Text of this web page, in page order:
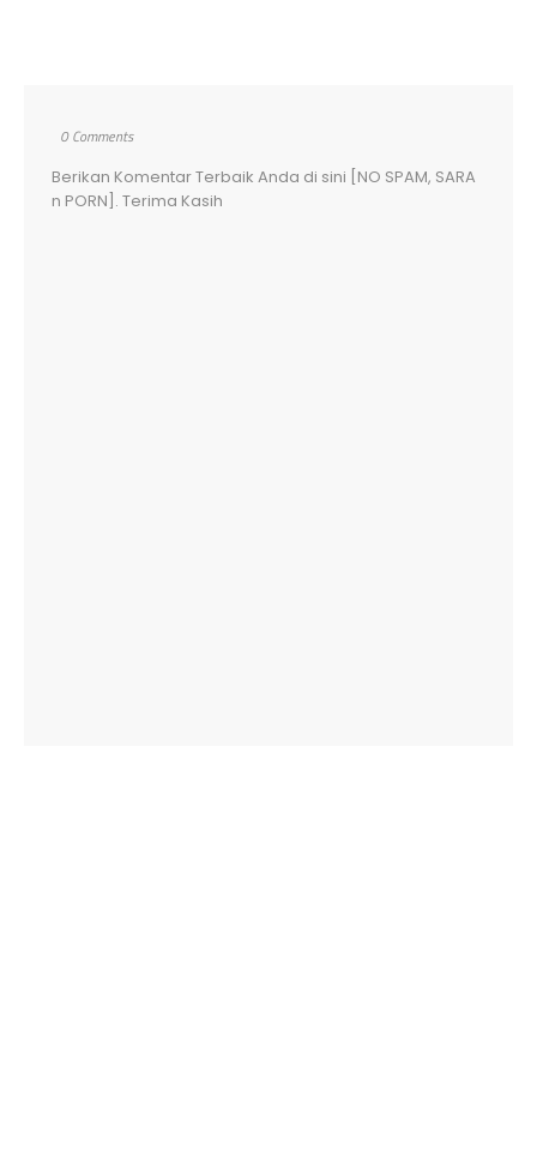
0 Comments
Berikan Komentar Terbaik Anda di sini [NO SPAM, SARA
n PORN]. Terima Kasih